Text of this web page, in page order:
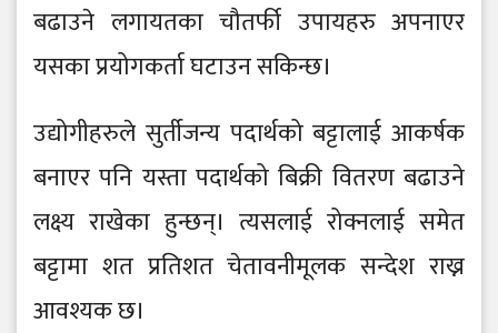
बढाउने लगायतका चौतर्फी उपायहरु अपनाएर
यसका प्रयोगकर्ता घटाउन सकिन्छ।
उद्योगीहरुले सुर्तीजन्य पदार्थको बट्टालाई आकर्षक
बनाएर पनि यस्ता पदार्थको बिक्री वितरण बढाउने
लक्ष्य राखेका हुन्छन्। त्यसलाई रोक्नलाई समेत
बट्टामा शत प्रतिशत चेतावनीमूलक सन्देश राख्न
आवश्यक छ।